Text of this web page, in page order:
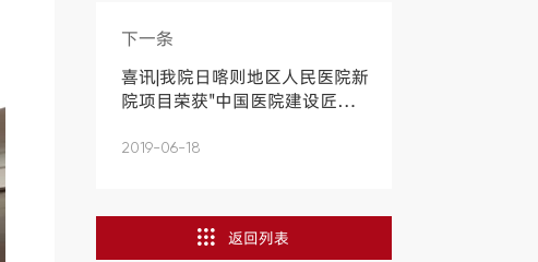
下一条
喜讯|我院日喀则地区人民医院新
院项目荣获"中国医院建设匠心
2019-06-18
返回列表